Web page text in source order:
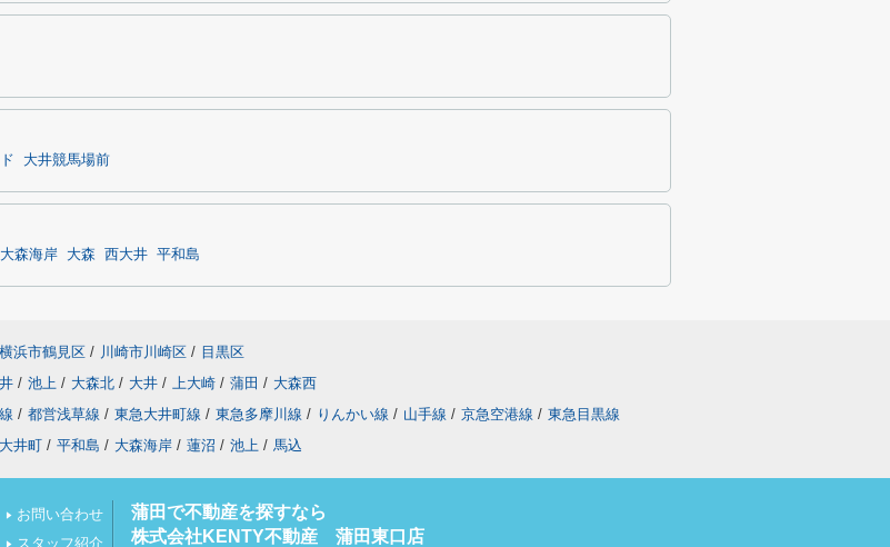
大井競馬場前
大森海岸 大森 西大井 平和島
横浜市鶴見区 / 川崎市川崎区 / 目黒区
/ 池上 / 大森北 / 大井 / 上大崎 / 蒲田 / 大森西
/ 都営浅草線 / 東急大井町線 / 東急多摩川線 / りんかい線 / 山手線 / 京急空港線 / 東急目黒線
大井町 / 平和島 / 大森海岸 / 蓮沼 / 池上 / 馬込
お問い合わせ
スタッフ紹介
蒲田で不動産を探すなら
株式会社KENTY不動産 蒲田東口店